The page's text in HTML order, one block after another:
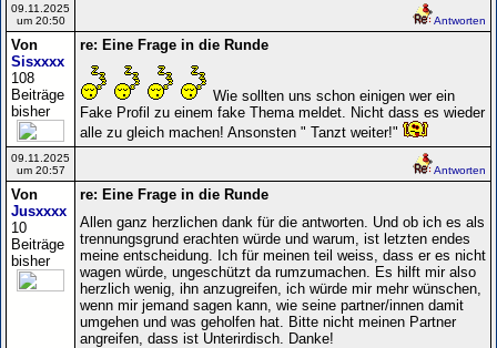
09.11.2025
um 20:50
Antworten
Von
Sisxxxx
108
Beiträge
bisher
re: Eine Frage in die Runde
Wie sollten uns schon einigen wer ein
Fake Profil zu einem fake Thema meldet. Nicht dass es wieder
alle zu gleich machen! Ansonsten " Tanzt weiter!"
09.11.2025
um 20:57
Antworten
Von
Jusxxxx
10
Beiträge
bisher
re: Eine Frage in die Runde
Allen ganz herzlichen dank für die antworten. Und ob ich es als
trennungsgrund erachten würde und warum, ist letzten endes
meine entscheidung. Ich für meinen teil weiss, dass er es nicht
wagen würde, ungeschützt da rumzumachen. Es hilft mir also
herzlich wenig, ihn anzugreifen, ich würde mir mehr wünschen,
wenn mir jemand sagen kann, wie seine partner/innen damit
umgehen und was geholfen hat. Bitte nicht meinen Partner
angreifen, dass ist Unterirdisch. Danke!